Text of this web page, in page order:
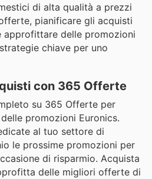
di alta qualità a prezzi
pianificare gli acquisti
approfittare delle promozioni
chiave per uno
con 365 Offerte
su 365 Offerte per
promozioni Euronics.
al tuo settore di
le prossime promozioni per
di risparmio. Acquista
delle migliori offerte di